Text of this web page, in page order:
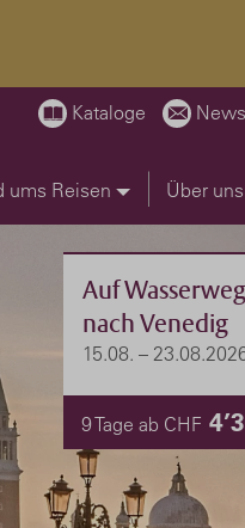
Kataloge
ums Reisen Über uns
Elephantine
Cheops,
2 Termine: Jan,
11 Tage ab CHF